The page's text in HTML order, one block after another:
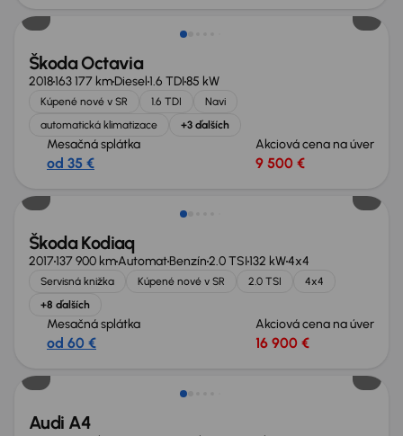
Škoda Octavia
2018163 177 kmDiesel1.6 TDI85 kW
Kúpené nové v SR 1.6 TDI
Navi
automatická klimatizace
+3 ďalších
Mesačná splátka
od 35 €
Akciová cena na úver
9 500 €
Škoda Kodiaq
2017137 900 kmAutomatBenzín2.0 TSI132 kW4x4
Servisná knižka Kúpené nové v SR 2.0 TSI
4x4
+8 ďalších
Mesačná splátka
od 60 €
Akciová cena na úver
16 900 €
Nové v ponuke
Audi A4